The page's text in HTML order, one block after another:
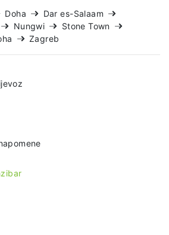
Doha
Dar es-Salaam
Nungwi
Stone Town
Zagreb